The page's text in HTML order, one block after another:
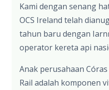
Kami dengan senang
OCS Ireland telah
tahun baru dengan
operator kereta api
Anak perusahaan
Rail adalah komponen